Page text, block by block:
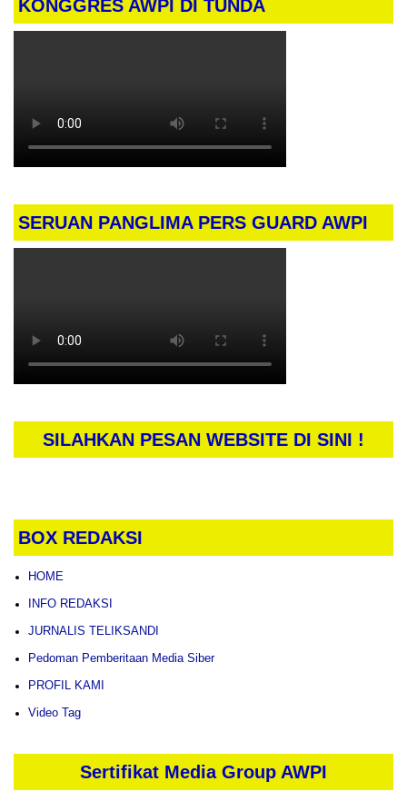
KONGGRES AWPI DI TUNDA
SERUAN PANGLIMA PERS GUARD AWPI
SILAHKAN PESAN WEBSITE DI SINI !
BOX REDAKSI
HOME
INFO REDAKSI
JURNALIS TELIKSANDI
Pedoman Pemberitaan Media Siber
PROFIL KAMI
Video Tag
Sertifikat Media Group AWPI